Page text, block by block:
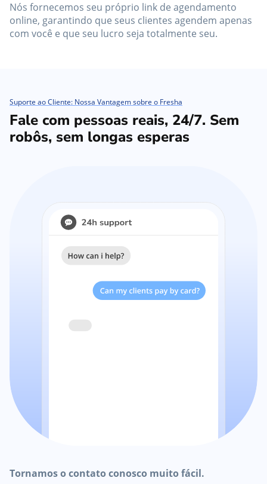
Nós fornecemos seu próprio link de agendamento
online, garantindo que seus clientes agendem apenas
com você e que seu lucro seja totalmente seu.
Suporte ao Cliente: Nossa Vantagem sobre o Fresha
Fale com pessoas reais, 24/7. Sem
robôs, sem longas esperas
Tornamos o contato conosco muito fácil.